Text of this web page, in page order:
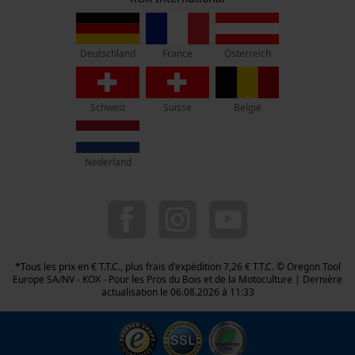
Rue Emile Francqui 11
1435 Mont-Saint-Guibert
Pas de magasin !
Adresse de retour:
Oregon Tool GmbH
Beim Erlenwäldchen 14/2
71522 Backnang
Deutschland France Österreich
Schweiz Suisse België
Nederland
*Tous les prix en € T.T.C., plus frais d'expédition 7,26 € T.T.C. © Oregon Tool
Europe SA/NV - KOX - Pour les Pros du Bois et de la Motoculture | Dernière
actualisation le 06.08.2026 à 11:33